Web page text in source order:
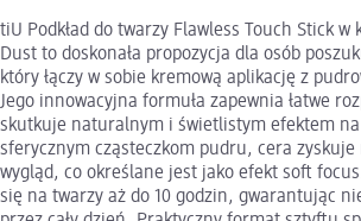
tiU Podkład do twarzy Flawless Touch Stick w
Dust to doskonała propozycja dla osób
który łączy w sobie kremową aplikację z
Jego innowacyjna formuła zapewnia łatwe
skutkuje naturalnym i świetlistym efektem
sferycznym cząsteczkom pudru, cera
wygląd, co określane jest jako efekt soft
się na twarzy aż do 10 godzin, gwarantując